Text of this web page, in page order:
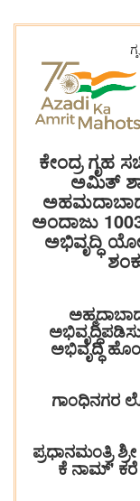
ಕೇಂದ್ರ ಗೃಹ
ಅಮಿತ್
ಅಂದಾಜು
ಅಭಿವೃದ್ಧಿ
ಅಭಿವೃದ್ಧಿ
ಗಾಂಧಿನಗರ
ಪ್ರಧಾನಮಂತ್ರಿ
ಕೆ ನಾಮ್'